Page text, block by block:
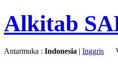
Alkitab
Antarmuka : Indonesia | Inggris